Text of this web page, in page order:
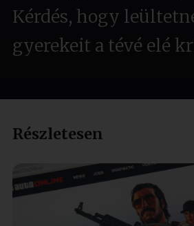
Kérdés, hogy
gyerekeit a tévé elé
Részletesen